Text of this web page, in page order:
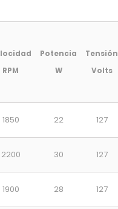
RPM
Potencia
W
Tensión
Volts
1850 22 127
2200 30 127
1900 28 127